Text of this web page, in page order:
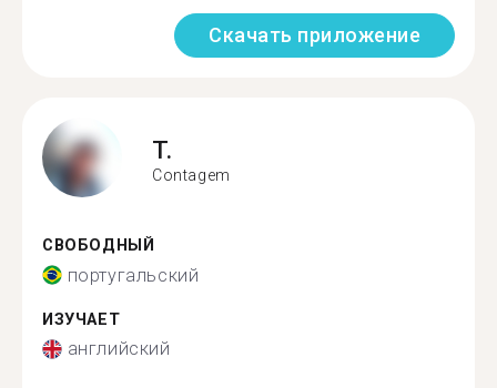
Скачать приложение
T.
Contagem
СВОБОДНЫЙ
португальский
ИЗУЧАЕТ
английский